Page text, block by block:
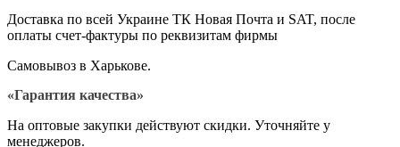
Доставка по всей Украине ТК Новая Почта и SAT, после
оплаты счет-фактуры по реквизитам фирмы
Самовывоз в Харькове.
«Гарантия качества»
На оптовые закупки действуют скидки. Уточняйте у
менеджеров.